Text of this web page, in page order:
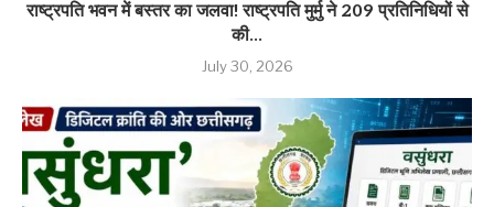
राष्ट्रपति भवन में बस्तर का जलवा! राष्ट्रपति मुर्मु ने 209 प्रतिनिधियों से
की...
July 30, 2026